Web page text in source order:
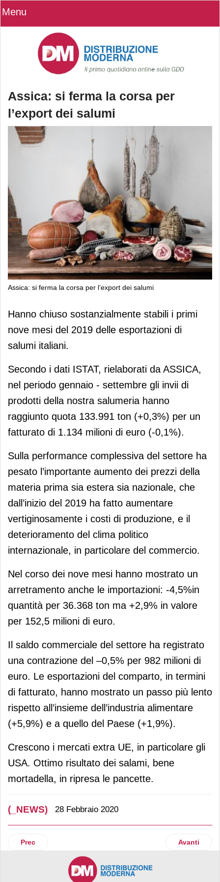
Menu
Assica: si ferma la corsa per
l’export dei salumi
Assica: si ferma la corsa per l’export dei salumi
Assica: si ferma la corsa per l’export
dei salumi
Hanno chiuso sostanzialmente stabili i primi
nove mesi del 2019 delle esportazioni di
salumi italiani.
Secondo i dati ISTAT, rielaborati da ASSICA,
nel periodo gennaio ‐ settembre gli invii di
prodotti della nostra salumeria hanno
raggiunto quota 133.991 ton (+0,3%) per un
fatturato di 1.134 milioni di euro (‐0,1%).
Sulla performance complessiva del settore ha
pesato l’importante aumento dei prezzi della
materia prima sia estera sia nazionale, che
dall’inizio del 2019 ha fatto aumentare
vertiginosamente i costi di produzione, e il
deterioramento del clima politico
internazionale, in particolare del commercio.
Nel corso dei nove mesi hanno mostrato un
arretramento anche le importazioni: ‐4,5%in
quantità per 36.368 ton ma +2,9% in valore
per 152,5 milioni di euro.
Il saldo commerciale del settore ha registrato
una contrazione del –0,5% per 982 milioni di
euro. Le esportazioni del comparto, in termini
di fatturato, hanno mostrato un passo più lento
rispetto all’insieme dell’industria alimentare
(+5,9%) e a quello del Paese (+1,9%).
Crescono i mercati extra UE, in particolare gli
USA. Ottimo risultato dei salami, bene
mortadella, in ripresa le pancette.
(_NEWS) 28 Febbraio 2020
Articolo precedente: Il Gruppo D’Amico nell’hub food tech
Prec Articolo
Avanti